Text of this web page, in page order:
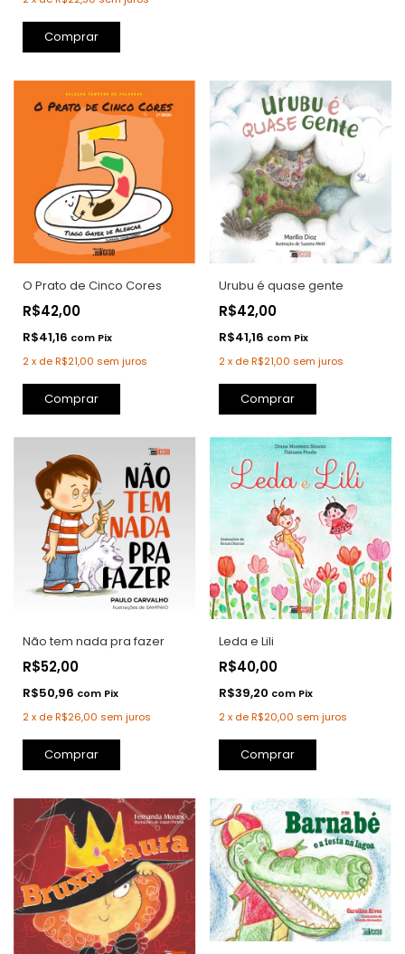
O Prato de Cinco Cores
R$42,00
R$41,16 com Pix
2x deR$21,00 sem juros
Comprar
Urubu é quase gente
R$42,00
R$41,16 com Pix
2 x deR$21,00 sem juros
Comprar
Não tem nada pra fazer
R$52,00
R$50,96 com Pix
2x deR$26,00 sem juros
Leda e Lili
R$40,00
R$39,20 com Pix
2 x deR$20,00 sem juros